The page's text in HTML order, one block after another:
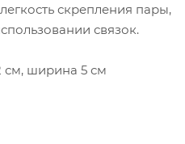
скрепления пары,
связок.
ширина 5 см